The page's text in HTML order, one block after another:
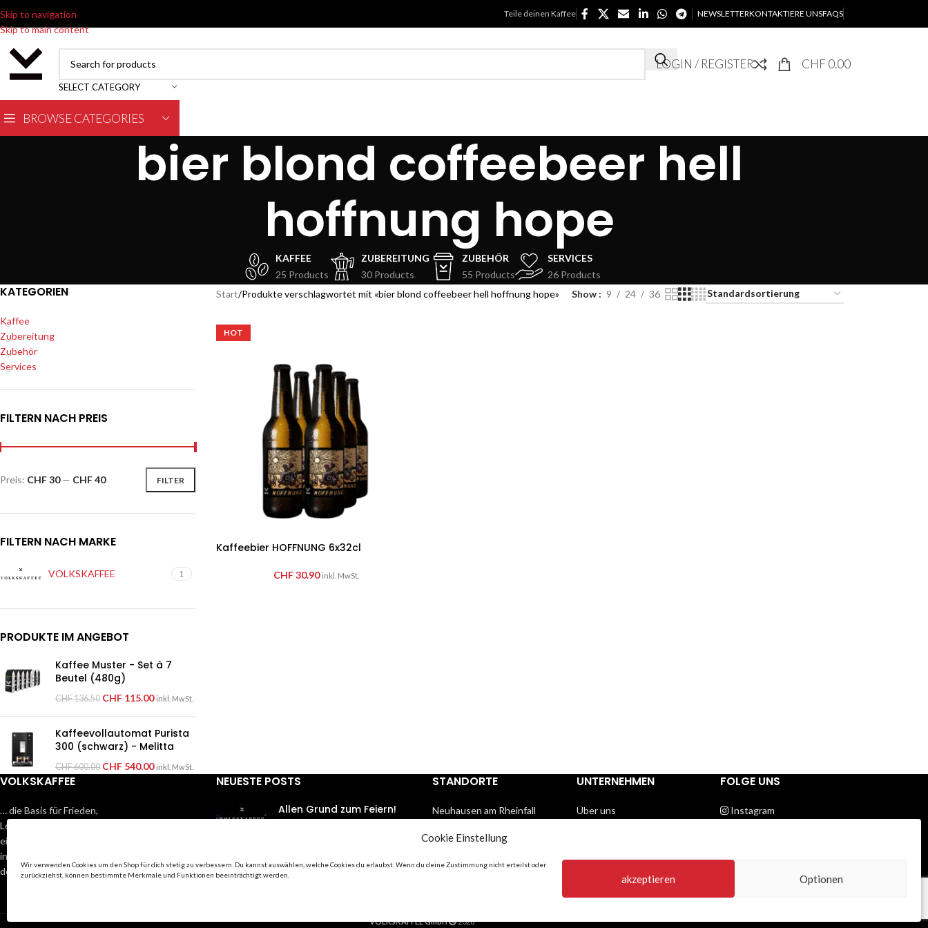
Cookie Einstellung
Wir verwenden Cookies um den Shop für dich stetig zu verbessern. Du kannst auswählen, welche Cookies du erlaubst. Wenn du deine Zustimmung nicht erteilst oder
zurückziehst, können bestimmte Merkmale und Funktionen beeinträchtigt werden.
akzeptieren Optionen
Skip to navigation
Skip to main content
Teile deinen Kaffee NEWSLETTERKONTAKTIERE UNSFAQS
SELECT CATEGORY
LOGIN / REGISTER CHF0.00
BROWSE CATEGORIES
bier blond coffeebeer hell
hoffnung hope
KAFFEE
25 Products
ZUBEREITUNG
30 Products
ZUBEHÖR
55 Products
SERVICES
26 Products
KATEGORIEN
Kaffee
Zubereitung
Zubehör
Services
FILTERN NACH PREIS
FILTER
Preis: CHF 30— CHF 40
FILTERN NACH MARKE
VOLKSKAFFEE 1
PRODUKTE IM ANGEBOT
Kaffee Muster - Set à 7
Beutel (480g)
CHF136.50 CHF 115.00 inkl. MwSt.
Kaffeevollautomat Purista
300 (schwarz) - Melitta
CHF600.00 CHF 540.00 inkl. MwSt.
Start Produkte verschlagwortet mit «bier blond coffeebeer hell hoffnung hope» Show 9 24 36
HOT
Kaffeebier HOFFNUNG 6x32cl
CHF30.90 inkl. MwSt.
VOLKSKAFFEE
… die Basis für Frieden,
Lebensqualität und
eine positive Entwicklung
in der Gesellschaft und
des Einzelnen.
NEUESTE POSTS
Allen Grund zum Feiern!
Wenn Menschen
STANDORTE
Neuhausen am Rheinfall
Aadorf TG
UNTERNEHMEN
Über uns
FOLGE UNS
Instagram
VOLKSKAFFEE GmbH 2026